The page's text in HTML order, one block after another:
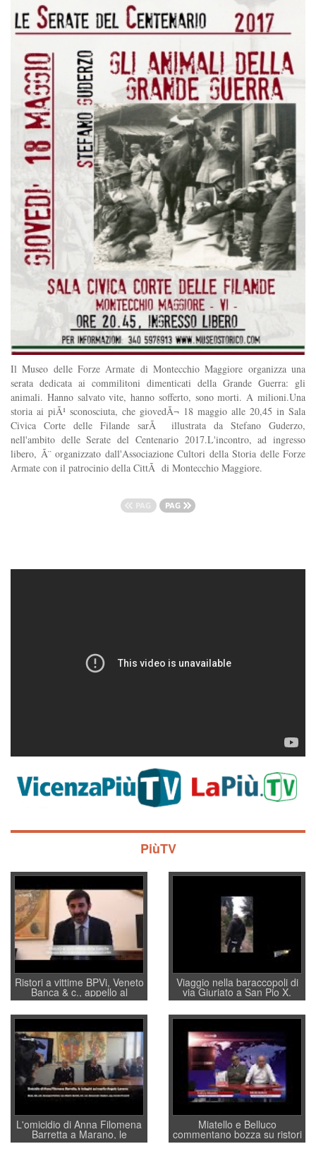
Il Museo delle Forze Armate di Montecchio Maggiore organizza una
serata dedicata ai commilitoni dimenticati della Grande Guerra: gli
animali. Hanno salvato vite, hanno sofferto, sono morti. A milioni.Una
storia ai piÃ¹ sconosciuta, che giovedÃ¬ 18 maggio alle 20,45 in Sala
Civica Corte delle Filande sarÃ illustrata da Stefano Guderzo,
nell'ambito delle Serate del Centenario 2017.L'incontro, ad ingresso
libero, Ã¨ organizzato dall'Associazione Cultori della Storia delle Forze
Armate con il patrocinio della CittÃ di Montecchio Maggiore.
PiùTV
Ristori a vittime BPVi, Veneto
Banca & c., appello al
sottosegretario Alessio
Villarosa: per mettere ordine
convochi con Di Maio CNCU
a supporto della cabina di
regia al Mef
Viaggio nella baraccopoli di
via Giuriato a San Pio X.
Vicenza ai Vicentini: “faremo
un regalo di Natale ai
residenti”
L'omicidio di Anna Filomena
Barretta a Marano, le
indagini dei carabinieri di
Miatello e Belluco
commentano bozza su ristori
BPVi e Veneto Banca